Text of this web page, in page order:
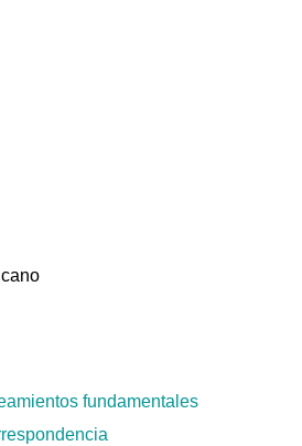
fundamentales